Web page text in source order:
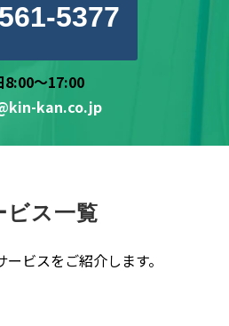
5377
8:00～17:00
kan.co.jp
ビス一覧
ビスをご紹介します。